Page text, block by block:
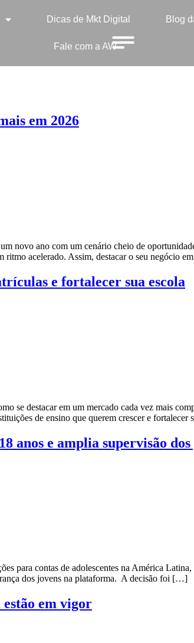
Dicas de Mkt Digital Blog
Fale com a AW
em 2026
novo ano com um cenário cheio de
ritmo acelerado. Assim, destacar o seu negócio
e fortalecer sua escola
se destacar em um mercado cada vez mais
de ensino que querem crescer e
anos e amplia supervisão dos
para contas de adolescentes na América
dos jovens na plataforma. A decisão foi […]
em vigor